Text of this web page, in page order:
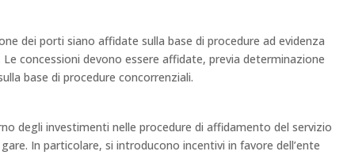
dei porti siano affidate sulla base di procedure ad evidenza
concessioni devono essere affidate, previa determinazione
base di procedure concorrenziali.
degli investimenti nelle procedure di affidamento del servizio
In particolare, si introducono incentivi in favore dell’ente